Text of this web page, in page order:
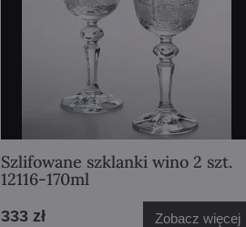
Szlifowane szklanki wino 2 szt.
12116-170ml
333 zł Zobacz więcej